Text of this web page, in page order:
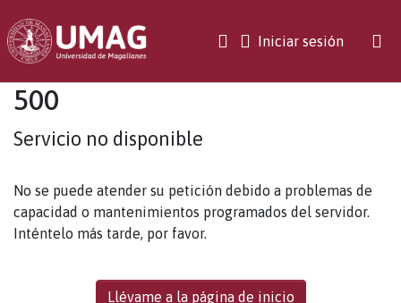
Iniciar sesión(current)
500
Servicio no disponible
No se puede atender su petición debido a problemas de
capacidad o mantenimientos programados del servidor.
Inténtelo más tarde, por favor.
Llévame a la página de inicio